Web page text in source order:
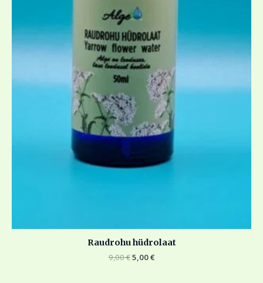
Raudrohu hüdrolaat
9,00€5,00€